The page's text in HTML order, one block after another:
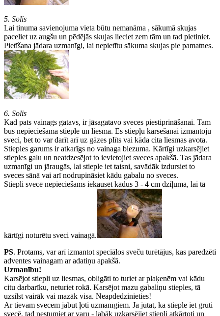
5. Solis
Lai tinuma savienojuma vieta būtu nemanāma , sākumā skujas
paceliet uz augšu un pēdējās skujas lieciet zem tām un tad pietiniet.
Pietīšana jādara uzmanīgi, lai nepietītu sākuma skujas pie pamatnes.
6. Solis
Kad pats vainags gatavs, ir jāsagatavo sveces piestiprināšanai. Tam
būs nepieciešama stieple un liesma. Es stiepļu karsēšanai izmantoju
sveci, bet to var darīt arī uz gāzes plīts vai kāda cita liesmas avota.
Stieples garums ir atkarīgs no vainaga biezuma. Kārtīgi uzkarsējiet
stieples galu un neatdzesējot to ievietojiet sveces apakšā. Tas jādara
uzmanīgi un jāraugās, lai stieple iet taisni, savādāk izdursiet to
sveces sānā vai arī nodrupināsiet kādu gabalu no sveces.
Stiepli svecē nepieciešams iekausēt kādus 3 - 4 cm dziļumā, lai tā
kārtīgi noturētu sveci vainagā.
PS. Protams, var arī izmantot speciālos sveču turētājus, kas paredzēti
adventes vainagam ar adatiņu apakšā.
Uzmanību!
Karsējot stiepli uz liesmas, obligāti to turiet ar plaķenēm vai kādu
citu darbarīku, neturiet rokā. Karsējot mazu gabaliņu stieples, tā
uzsilst vairāk vai mazāk visa. Neapdedzinieties!
Ar tievām svecēm jābūt ļoti uzmanīgiem. Ja jūtat, ka stieple iet grūti
svecē, tad nestumiet ar varu - labāk uzkarsējiet stiepli atkārtoti un